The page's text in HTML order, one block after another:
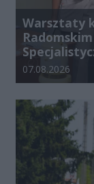
Warsztaty
Data dodania
07.08.2026